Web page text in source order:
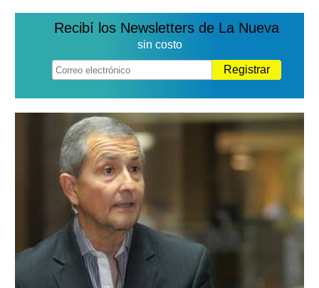
Recibí los Newsletters de La Nueva
sin costo
Registrar